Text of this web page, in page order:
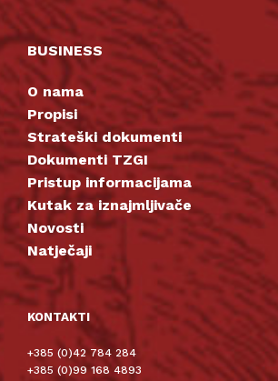
BUSINESS
O nama
Propisi
Strateški dokumenti
Dokumenti TZGI
Pristup informacijama
Kutak za iznajmljivače
Novosti
Natječaji
KONTAKTI
+385 (0)42 784 284
+385 (0)99 168 4893